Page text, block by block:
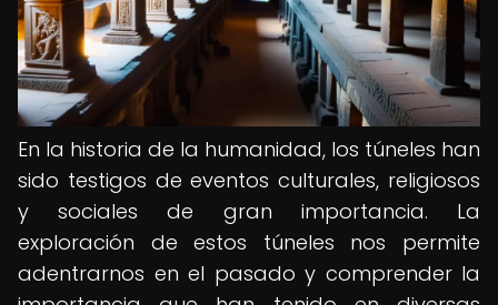
En la historia de la humanidad, los túneles han
sido testigos de eventos culturales, religiosos
y sociales de gran importancia. La
exploración de estos túneles nos permite
adentrarnos en el pasado y comprender la